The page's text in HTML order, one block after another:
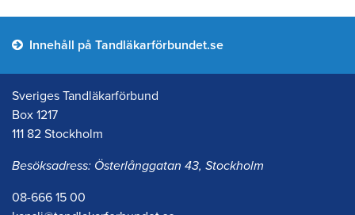
Innehåll på Tandläkarförbundet.se
Sveriges Tandläkarförbund
Box 1217
111 82 Stockholm
Besöksadress: Österlånggatan 43, Stockholm
08-666 15 00